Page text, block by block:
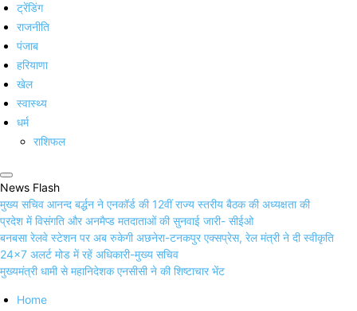
ट्रेंडिंग
राजनीति
पंजाब
हरियाणा
खेल
स्वास्थ्य
धर्म
राशिफल
News Flash
मुख्य सचिव आनन्द बर्द्धन ने एनकॉर्ड की 12वीं राज्य स्तरीय बैठक की अध्यक्षता की
प्रदेश में विसंगति और अनमैप्ड मतदाताओं की सुनवाई जारी- सीईओ
बनबसा रेलवे स्टेशन पर अब रुकेगी अछनेरा-टनकपुर एक्सप्रेस, रेल मंत्री ने दी स्वीकृति
24×7 अलर्ट मोड में रहें अधिकारी-मुख्य सचिव
मुख्यमंत्री धामी से महानिदेशक एनसीसी ने की शिष्टाचार भेंट
Home